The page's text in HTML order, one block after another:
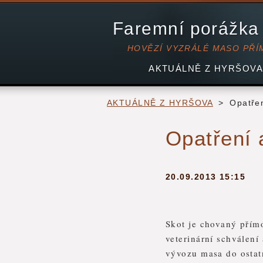
Faremní
HOVĚZÍ VYZRÁLÉ MASO
AKTUÁLNĚ Z HYRŠOVA >
Opatření
20.09.2013 15:15
Skot je chovaný
veterinární schválení
vývozu masa do
AKTUÁLNĚ Z HYRŠOVA